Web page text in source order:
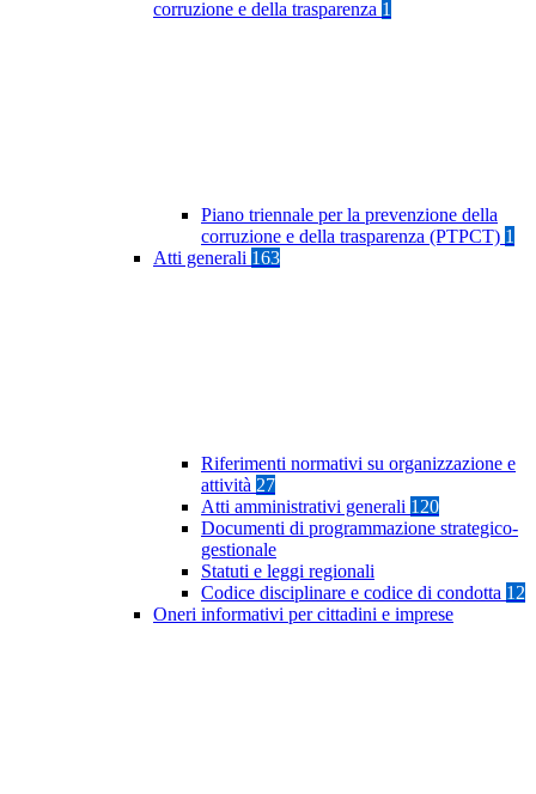
corruzione e della trasparenza 1
Piano triennale per la prevenzione della
corruzione e della trasparenza (PTPCT) 1
Atti generali 163
Riferimenti normativi su organizzazione e
attività 27
Atti amministrativi generali 120
Documenti di programmazione strategico-
gestionale
Statuti e leggi regionali
Codice disciplinare e codice di condotta 12
Oneri informativi per cittadini e imprese